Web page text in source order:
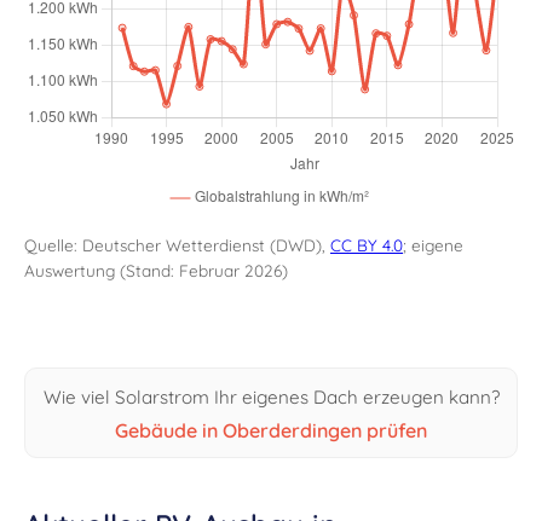
Quelle: Deutscher Wetterdienst (DWD), CC BY 4.0; eigene
Auswertung (Stand: Februar 2026)
Wie viel Solarstrom Ihr eigenes Dach erzeugen kann?
Gebäude in Oberderdingen prüfen